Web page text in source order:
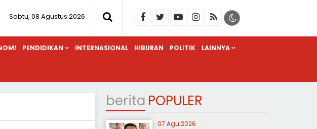
Sabtu, 08 Agustus 2026
PENDIDIKAN INTERNASIONAL HIBURAN POLITIK LAINNYA
berita POPULER
07 Agu 2026